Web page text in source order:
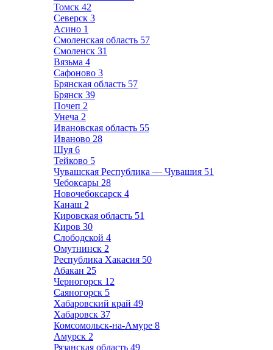
Томск 42
Северск 3
Асино 1
Смоленская область 57
Смоленск 31
Вязьма 4
Сафоново 3
Брянская область 57
Брянск 39
Почеп 2
Унеча 2
Ивановская область 55
Иваново 28
Шуя 6
Тейково 5
Чувашская Республика — Чувашия 51
Чебоксары 28
Новочебоксарск 4
Канаш 2
Кировская область 51
Киров 30
Слободской 4
Омутнинск 2
Республика Хакасия 50
Абакан 25
Черногорск 12
Саяногорск 5
Хабаровский край 49
Хабаровск 37
Комсомольск-на-Амуре 8
Амурск 2
Рязанская область 49